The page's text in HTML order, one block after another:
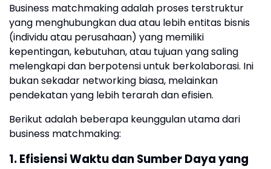
Business matchmaking adalah proses terstruktur
yang menghubungkan dua atau lebih entitas bisnis
(individu atau perusahaan) yang memiliki
kepentingan, kebutuhan, atau tujuan yang saling
melengkapi dan berpotensi untuk berkolaborasi. Ini
bukan sekadar networking biasa, melainkan
pendekatan yang lebih terarah dan efisien.
Berikut adalah beberapa keunggulan utama dari
business matchmaking:
1. Efisiensi Waktu dan Sumber Daya yang